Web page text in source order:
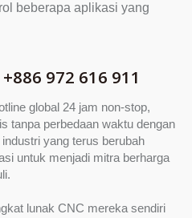
beberapa aplikasi yang
972 616 911
global 24 jam non-stop,
tanpa perbedaan waktu dengan
yang terus berubah
untuk menjadi mitra berharga
lunak CNC mereka sendiri